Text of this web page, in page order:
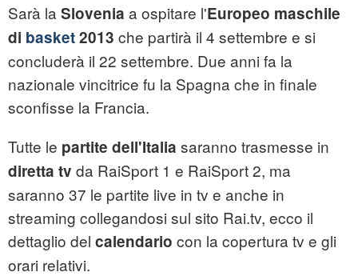
Sarà la Slovenia a ospitare l'Europeo maschile
di basket2013 che partirà il 4 settembre e si
concluderà il 22 settembre. Due anni fa la
nazionale vincitrice fu la Spagna che in finale
sconfisse la Francia.
Tutte le partite dell'Italia saranno trasmesse in
diretta tv da RaiSport 1 e RaiSport 2, ma
saranno 37 le partite live in tv e anche in
streaming collegandosi sul sito Rai.tv, ecco il
dettaglio del calendario con la copertura tv e gli
orari relativi.